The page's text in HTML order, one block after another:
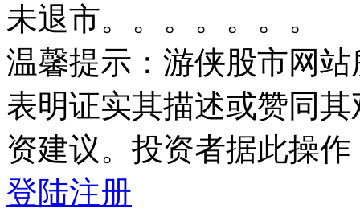
未退市。。。。。。。
温馨提示：游侠股市网
表明证实其描述或赞同
资建议。投资者据此操
登陆注册